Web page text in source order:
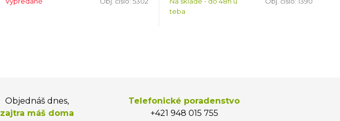
teba
Objednáš dnes,
zajtra máš doma
Telefonické poradenstvo
+421 948 015 755